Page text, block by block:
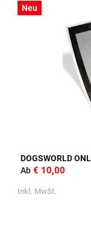
Neu
DOGSWORLD
Ab € 10,00
Inkl. MwSt.